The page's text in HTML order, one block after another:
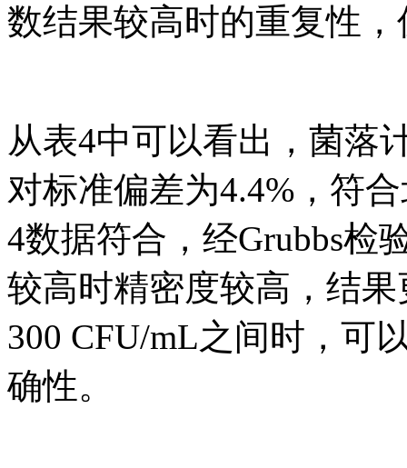
数结果较高时的重复性
从表4中可以看出，菌落
对标准偏差为4.4%，符
4数据符合，经Grubbs检
较高时精密度较高，结
300 CFU/mL之间时，可
确性。